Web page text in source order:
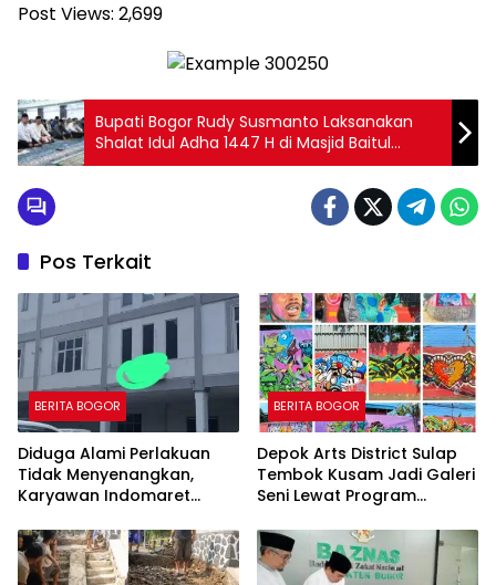
Post Views: 2,699
Bupati Bogor Rudy Susmanto Laksanakan
Shalat Idul Adha 1447 H di Masjid Baitul
Faidzin Bersama Masyarakat
Pos Terkait
BERITA BOGOR
Diduga Alami Perlakuan
Tidak Menyenangkan,
Karyawan Indomaret
Dipermalukan di Hadapan
Rekan Kerja
BERITA BOGOR
Depok Arts District Sulap
Tembok Kusam Jadi Galeri
Seni Lewat Program